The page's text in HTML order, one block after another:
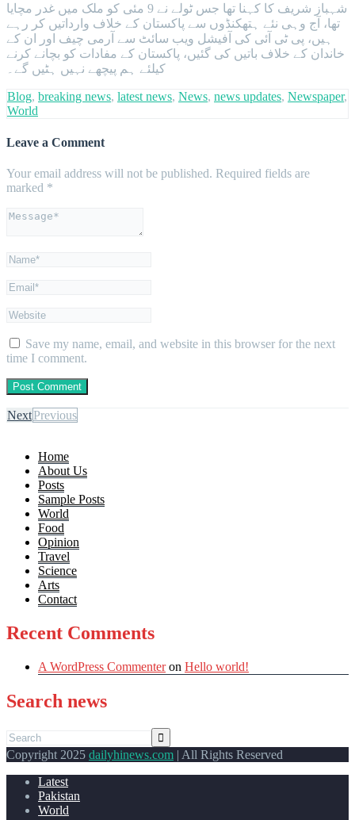
شہباز شریف کا کہنا تھا جس ٹولے نے 9 مئی کو ملک میں غدر مچایا
تھا، آج وہی نئے ہتھکنڈوں سے پاکستان کے خلاف وارداتیں کر رہے
ہیں، پی ٹی آئی کی آفیشل ویب سائٹ سے آرمی چیف اور ان کے
خاندان کے خلاف باتیں کی گئیں، پاکستان کے مفادات کو بچانے کرنے
کیلئے ہم پیچھے نہیں ہٹیں گے۔
Blog, breaking news, latest news, News, news updates, Newspaper,
World
Leave a Comment
Your email address will not be published. Required fields are
marked *
Save my name, email, and website in this browser for the next
time I comment.
NextPrevious
Home
About Us
Posts
Sample Posts
World
Food
Opinion
Travel
Science
Arts
Contact
Recent Comments
A WordPress Commenteron Hello world!
Search news
Copyright 2025 dailyhinews.com | All Rights Reserved
Latest
Pakistan
World